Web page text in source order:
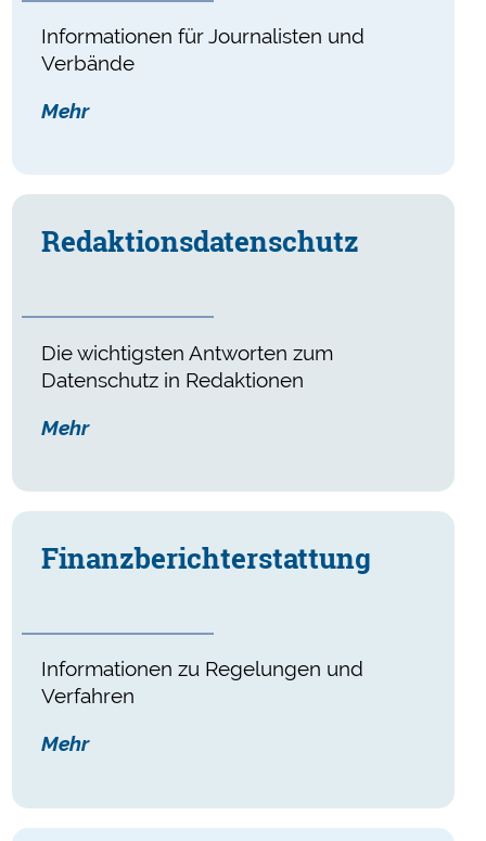
Informationen für Journalisten und
Verbände
Mehr
Redaktionsdatenschutz
Die wichtigsten Antworten zum
Datenschutz in Redaktionen
Mehr
Finanz­bericht­er­stat­tung
Informationen zu Regelungen und
Verfahren
Mehr